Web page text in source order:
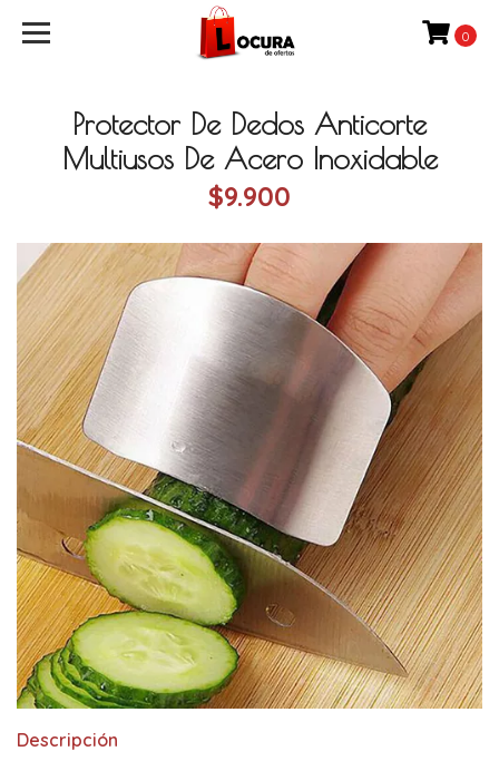
0
Protector De Dedos Anticorte
Multiusos De Acero Inoxidable
$9.900
Descripción